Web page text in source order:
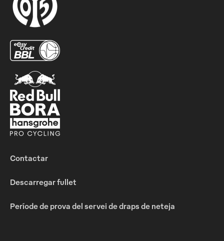
Contactar
Descarregar fullet
Període de prova del servei de draps de neteja